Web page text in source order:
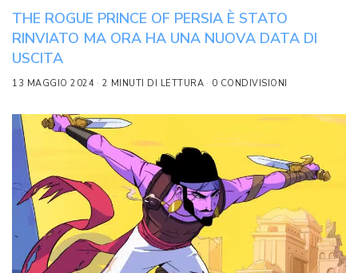
THE ROGUE PRINCE OF PERSIA È STATO
RINVIATO MA ORA HA UNA NUOVA DATA DI
USCITA
13 MAGGIO 2024 2 MINUTI DI LETTURA 0 CONDIVISIONI